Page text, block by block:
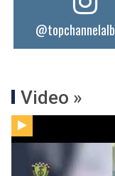
Video »